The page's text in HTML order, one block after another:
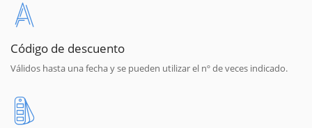
Código de descuento
Válidos hasta una fecha y se pueden utilizar el nº de veces indicado.